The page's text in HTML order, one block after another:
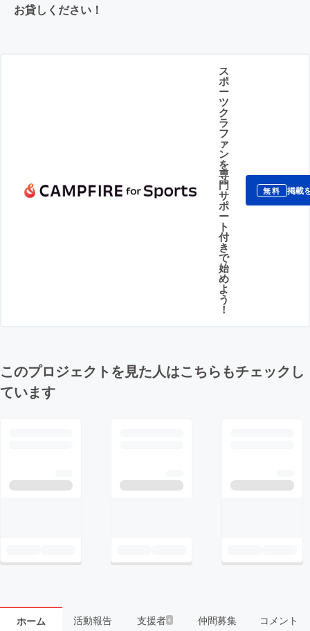
お貸しください！
ス
ポ
ー
ツ
ク
ラ
フ
ァ
ン
を
専
門
サ
ポ
ー
ト
付
き
で
始
め
よ
う
！
無料 掲載
このプロジェクトを見た人はこちらもチェックし
ています
ホーム 活動報告 支援者4 仲間募集 コメント